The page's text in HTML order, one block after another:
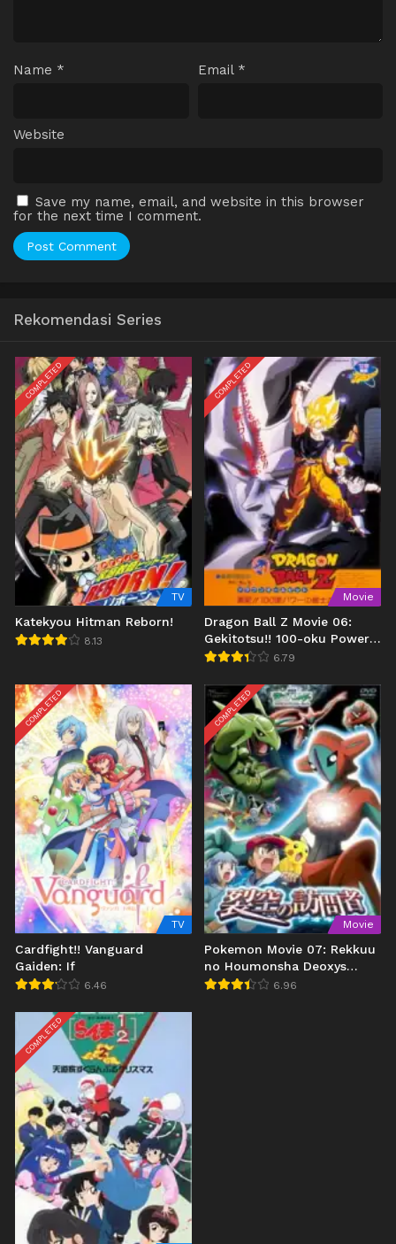
Name * Email *
Website
Save my name, email, and website in this browser
for the next time I comment.
Rekomendasi Series
COMPLETED
TV
Katekyou Hitman Reborn!
8.13
COMPLETED
Movie
Dragon Ball Z Movie 06:
Gekitotsu!! 100-oku Power
no Senshi-tachi
6.79
COMPLETED
TV
Cardfight!! Vanguard
Gaiden: If
6.46
COMPLETED
Movie
Pokemon Movie 07: Rekkuu
no Houmonsha Deoxys
(2004)
6.96
COMPLETED